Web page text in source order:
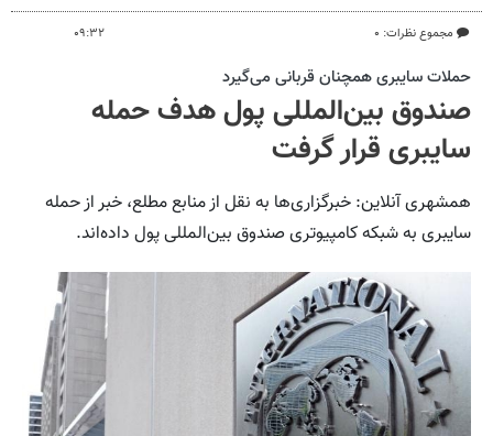
مجموع نظرات: ۰ ۰۹:۳۲
حملات سایبری همچنان قربانی می‌گیرد
صندوق بین‌المللی پول هدف حمله
سایبری قرار گرفت
همشهری آنلاین: خبرگزاری‌ها به نقل از منابع مطلع، خبر از حمله
سایبری به شبکه کامپیوتری صندوق بین‌المللی پول داده‌اند.